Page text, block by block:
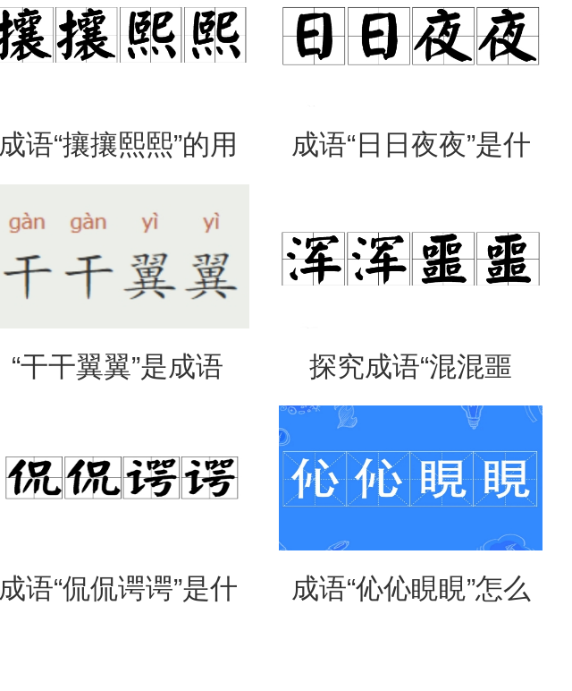
成语“攘攘熙熙”的用
法、典故和出处
成语“日日夜夜”是什
“干干翼翼”是成语 探究成语“混混噩
噩”的含义与应用
成语“侃侃谔谔”是什 成语“伈伈睍睍”怎么